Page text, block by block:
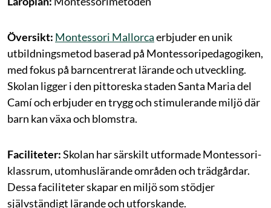
Översikt: Montessori Mallorcaerbjuder en unik
utbildningsmetod baserad på Montessoripedagogiken,
med fokus på barncentrerat lärande och utveckling.
Skolan ligger i den pittoreska staden Santa Maria del
Camí och erbjuder en trygg och stimulerande miljö där
barn kan växa och blomstra.
Faciliteter:Skolan har särskilt utformade Montessori-
klassrum, utomhuslärande områden och trädgårdar.
Dessa faciliteter skapar en miljö som stödjer
självständigt lärande och utforskande.